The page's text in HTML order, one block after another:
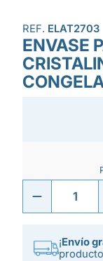
REF. ELAT2703
ENVASE
¡Envío